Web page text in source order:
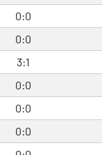
0:0
0:0
3:1
0:0
0:0
0:0